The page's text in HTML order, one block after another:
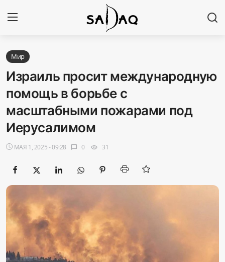
Авторизоваться
Главная
Наши контакты
Новости
Галерея
Экономика
Sadaq TV
Общество
Мир
Израиль просит международную
помощь в борьбе с
масштабными пожарами под
Иерусалимом
МАЯ 1, 2025 - 09:28 chat_bubble 0 visibility 31